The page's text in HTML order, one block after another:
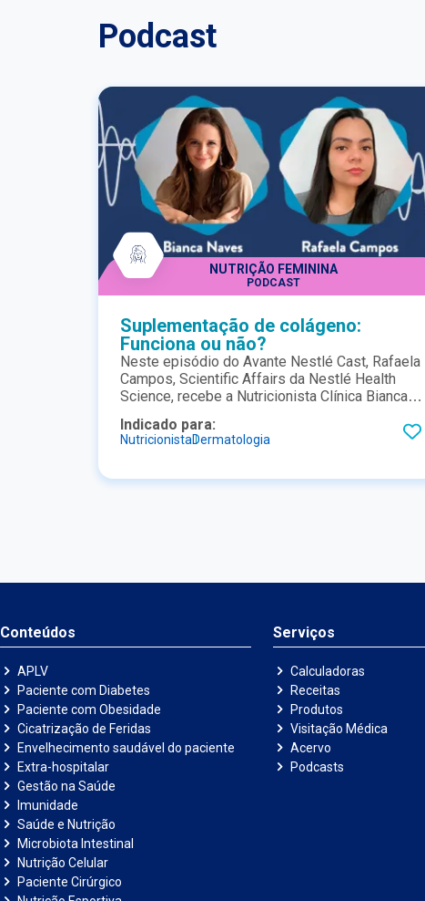
Podcast
NUTRIÇÃO FEMININA
PODCAST
Suplementação de colágeno:
Funciona ou não?
Neste episódio do Avante Nestlé Cast, Rafaela
Campos, Scientific Affairs da Nestlé Health
Science, recebe a Nutricionista Clínica Bianca
responsável pelo desenvolvimento de projetos
de consultoria para empresas de alimentos e
conversa, ela entra na questão polêmica: afinal
além de apontar os resultados esperados, tais
Indicado para:
NutricionistaDermatologia
Conteúdos
APLV
Paciente com Diabetes
Paciente com Obesidade
Cicatrização de Feridas
Envelhecimento saudável do paciente
Extra-hospitalar
Gestão na Saúde
Imunidade
Saúde e Nutrição
Microbiota Intestinal
Nutrição Celular
Paciente Cirúrgico
Serviços
Calculadoras
Receitas
Produtos
Visitação Médica
Acervo
Podcasts